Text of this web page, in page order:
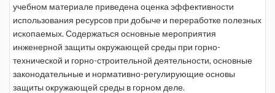
учебном материале приведена оценка эффективности
использования ресурсов при добыче и переработке полезных
ископаемых. Содержаться основные мероприятия
инженерной защиты окружающей среды при горно-
технической и горно-строительной деятельности, основные
законодательные и нормативно-регулирующие основы
защиты окружающей среды в горном деле.